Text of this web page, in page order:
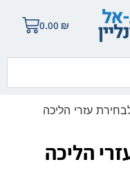
0.00
עזרי הליכה
הליכה